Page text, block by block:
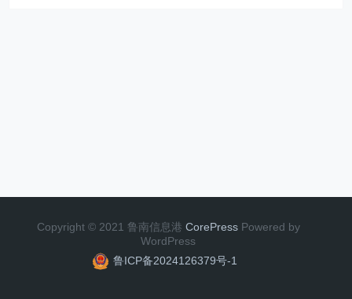
Copyright © 2021 鲁南信息港 CorePress Powered by
WordPress
鲁ICP备2024126379号-1